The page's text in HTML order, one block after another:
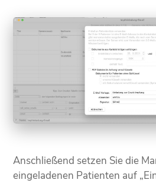
Anschließend setzen Sie die
eingeladenen Patienten auf